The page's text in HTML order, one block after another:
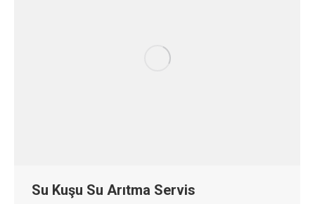
Su Kuşu Su Arıtma Servis